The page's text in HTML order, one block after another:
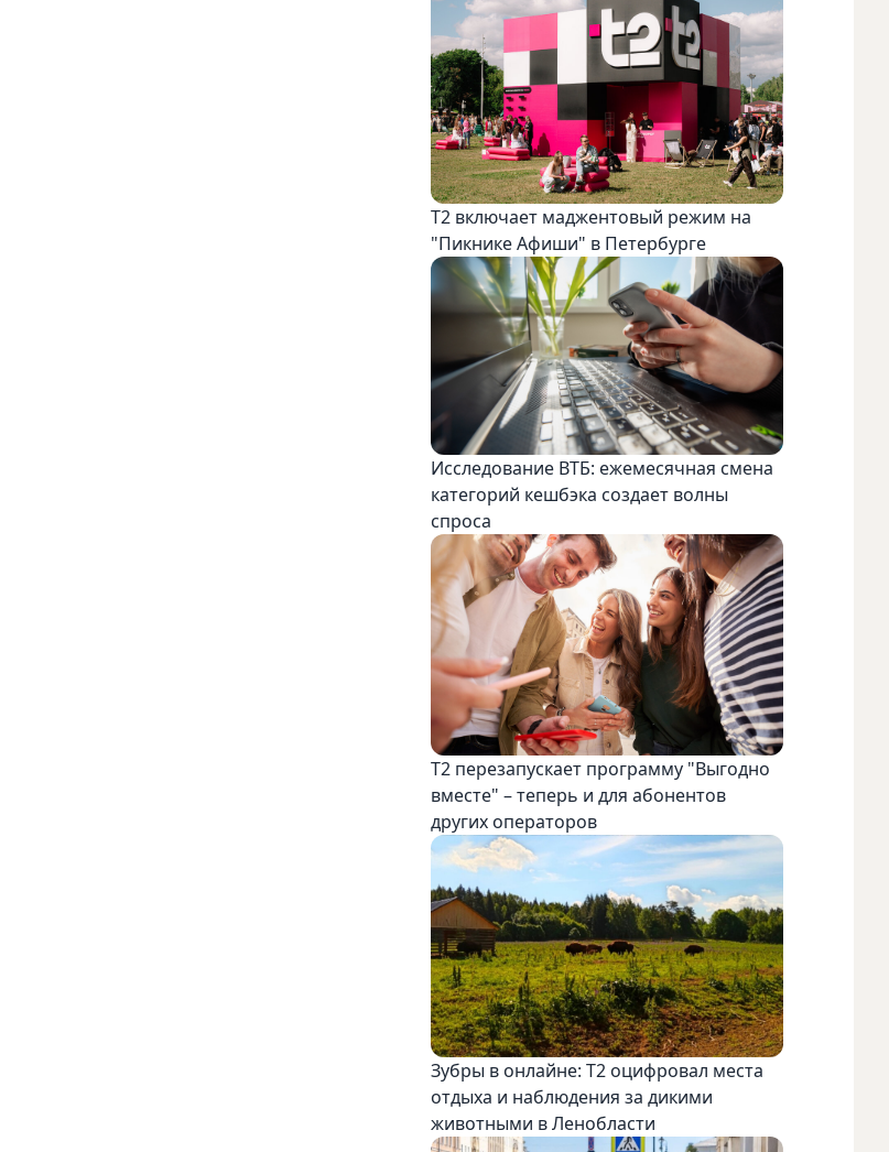
Т2 включает маджентовый режим на
"Пикнике Афиши" в Петербурге
Исследование ВТБ: ежемесячная смена
категорий кешбэка создает волны
спроса
Т2 перезапускает программу "Выгодно
вместе" – теперь и для абонентов
других операторов
Зубры в онлайне: Т2 оцифровал места
отдыха и наблюдения за дикими
животными в Ленобласти